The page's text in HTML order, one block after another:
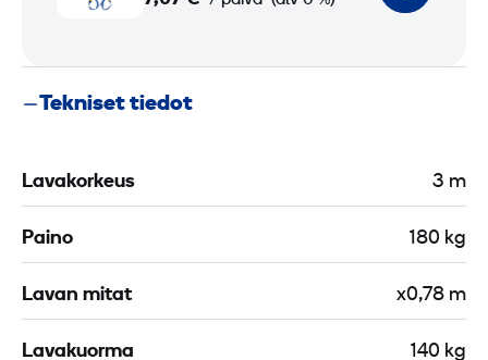
i
n
M
i
l
l
e
a
­
l
a
Tekniset tiedot
Lavakorkeus 3 m
Paino 180 kg
Lavan mitat x0,78 m
Lavakuorma 140 kg